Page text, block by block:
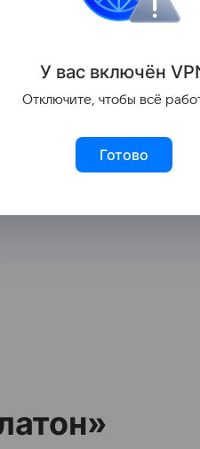
автомобилями,
проезд большегрузов
изначально.
У вас включён VP
Отключите, чтобы всё
Готово